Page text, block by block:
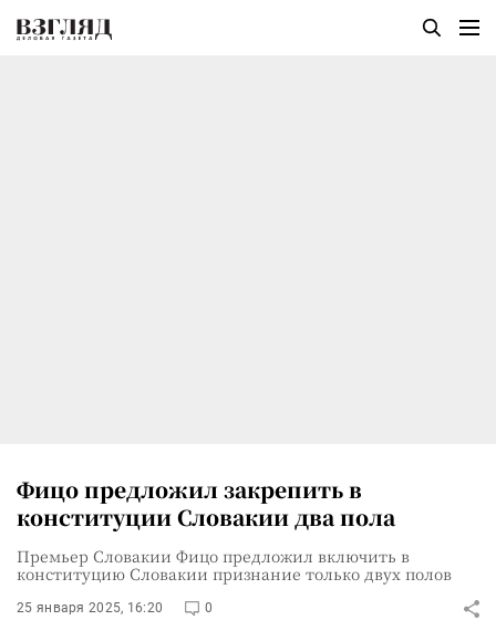
Фицо предложил закрепить в
конституции Словакии два пола
Премьер Словакии Фицо предложил включить в
конституцию Словакии признание только двух полов
25 января 2025, 16:20 0